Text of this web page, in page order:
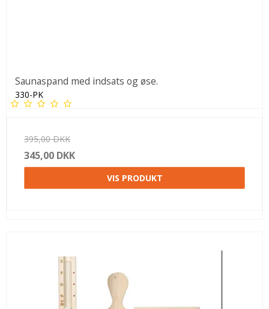
Saunaspand med indsats og øse.
330-PK
395,00 DKK
345,00 DKK
VIS PRODUKT